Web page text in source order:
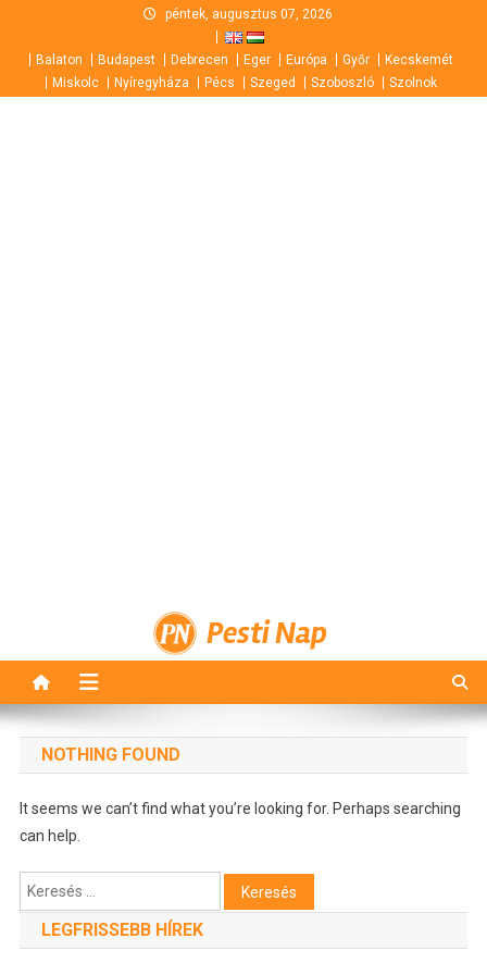
content
péntek, augusztus 07, 2026
Balaton Budapest Debrecen Eger Európa Győr
Kecskemét
Miskolc
Nyíregyháza Pécs Szeged Szoboszló Szolnok
Pesti Nap
NOTHING FOUND
It seems we can’t find what you’re looking for. Perhaps searching
can help.
Keresés:
LEGFRISSEBB HÍREK